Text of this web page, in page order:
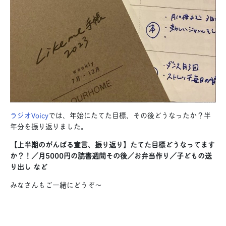
ラジオVoicyでは、年始にたてた目標、その後どうなったか？半
年分を振り返りました。
【上半期のがんばる宣言、振り返り】たてた目標どうなってます
か？！／月5000円の読書週間その後／お弁当作り／子どもの送
り出し など
みなさんもご一緒にどうぞ〜